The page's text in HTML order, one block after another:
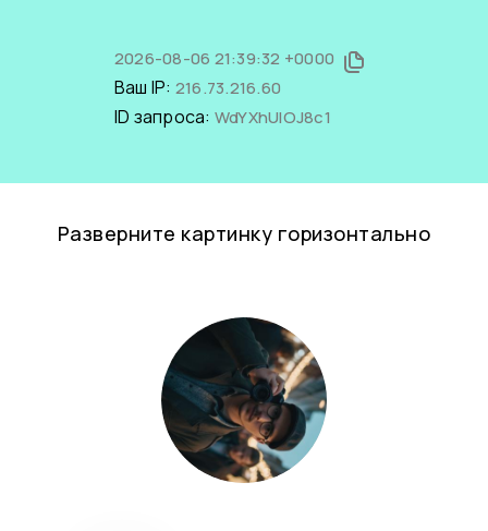
2026-08-06 21:39:32 +0000
Ваш IP: 216.73.216.60
ID запроса: WdYXhUlOJ8c1
Разверните картинку горизонтально